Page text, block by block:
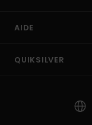
AIDE
QUIKSILVER